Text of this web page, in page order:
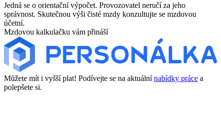
Jedná se o orientační výpočet. Provozovatel neručí za jeho
správnost. Skutečnou výši čisté mzdy konzultujte se mzdovou
účetní.
Mzdovou kalkulačku vám přináší
Můžete mít i vyšší plat! Podívejte se na aktuálnínabídky práce a
polepšete si.